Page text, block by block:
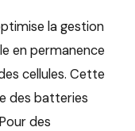
la gestion
en permanence
cellules. Cette
des batteries
des